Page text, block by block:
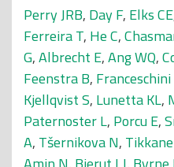
Perry JRB, Day F, Elks CE
Ferreira T, He C,
G,Albrecht E,Ang WQ,
Feenstra B,
Kjellqvist S, Lunetta KL,
Paternoster L, Porcu E,
A, Tšernikova N,